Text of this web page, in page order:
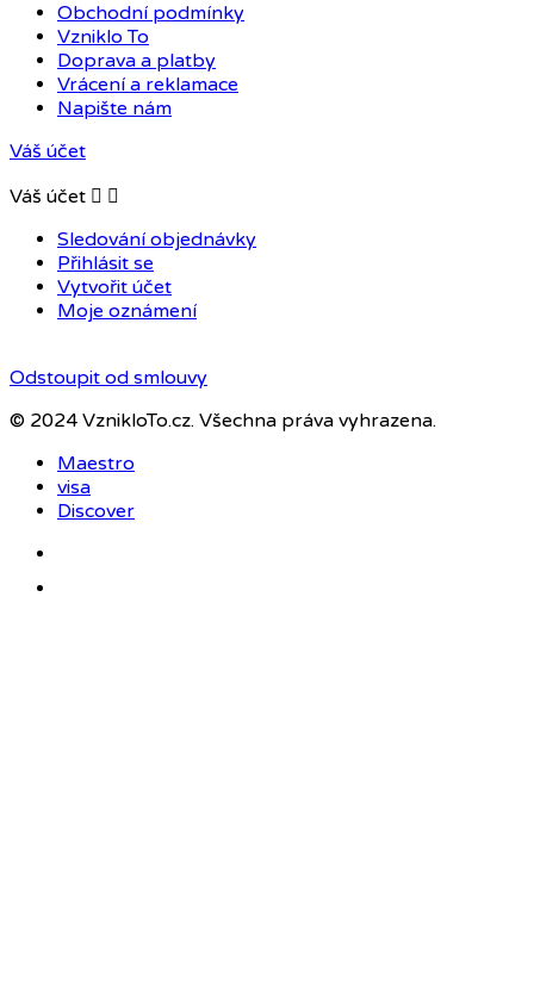
Obchodní podmínky
Vzniklo To
Doprava a platby
Vrácení a reklamace
Napište nám
Váš účet
Váš účet  
Sledování objednávky
Přihlásit se
Vytvořit účet
Moje oznámení
Odstoupit od smlouvy
© 2024 VznikloTo.cz. Všechna práva vyhrazena.
Maestro
visa
Discover